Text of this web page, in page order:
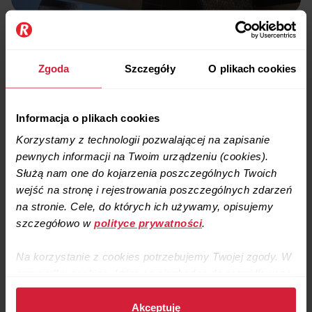
Zgoda Szczegóły O plikach cookies
Informacja o plikach cookies
Korzystamy z technologii pozwalającej na zapisanie
pewnych informacji na Twoim urządzeniu (cookies).
Służą nam one do kojarzenia poszczególnych Twoich
wejść na stronę i rejestrowania poszczególnych zdarzeń
na stronie. Cele, do których ich używamy, opisujemy
szczegółowo w polityce prywatności.
Na korzystanie z cookies potrzebujemy Twojej zgody. W
działania strony, zgodę stanowi samo dalsze korzystanie
Akceptuję